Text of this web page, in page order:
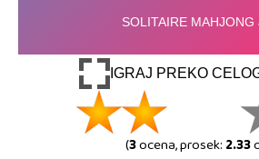
IGRAJ PREKO
(3ocena, prosek:2.33